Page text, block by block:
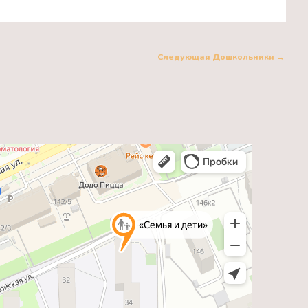
Следующая Дошкольники →